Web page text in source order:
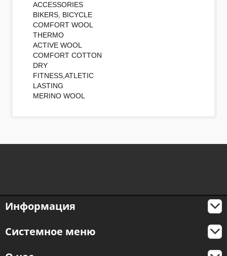
ACCESSORIES
BIKERS, BICYCLE
COMFORT WOOL
THERMO
ACTIVE WOOL
COMFORT COTTON
DRY
FITNESS,ATLETIC
LASTING
MERINO WOOL
Информация
Системное меню